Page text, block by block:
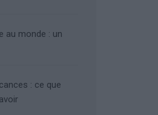
au monde : un
: ce que